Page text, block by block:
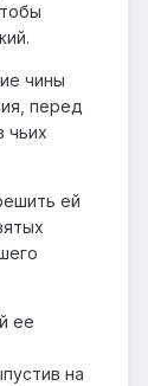
чины
перед
чьих
ей
ее
на